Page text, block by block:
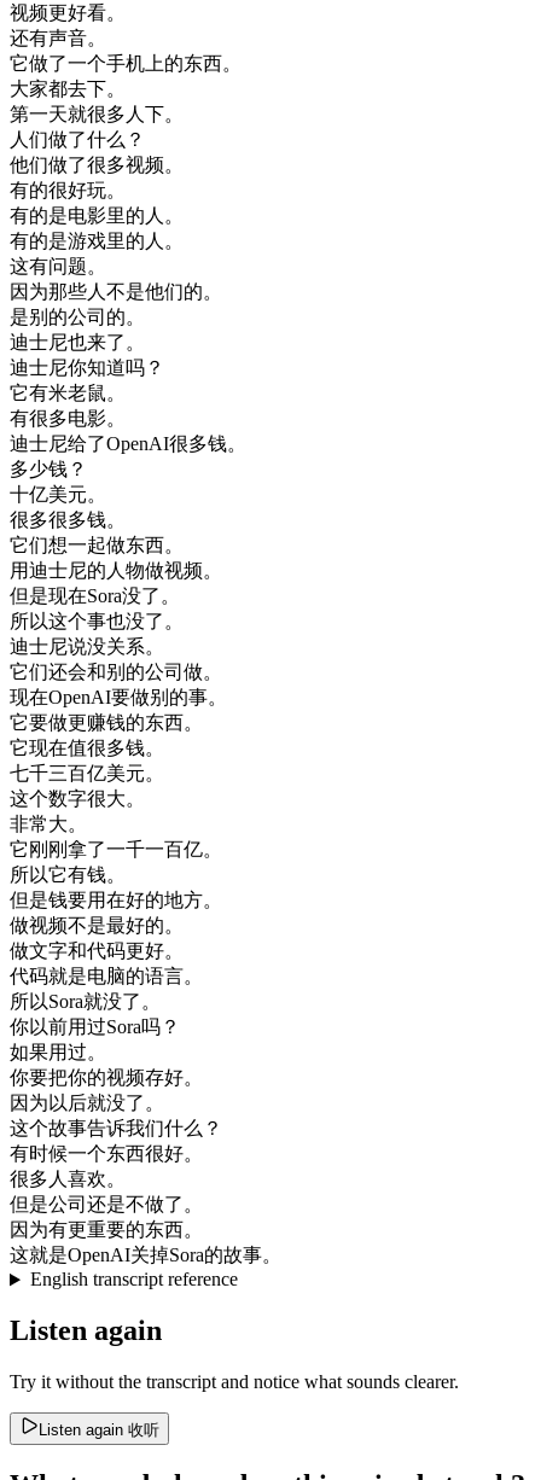
视频更好看。
还有声音。
它做了一个手机上的东西。
大家都去下。
第一天就很多人下。
人们做了什么 ？
他们做了很多视频。
有的很好玩。
有的是电影里的人。
有的是游戏里的人。
这有问题。
因为那些人不是他们的。
是别的公司 的。
迪士尼也来了。
迪士尼你知道吗 ？
它有米老鼠。
有很多电影。
迪士尼给了OpenAI很多钱。
多少钱 ？
十亿美元。
很多很多钱。
它们想一起做东西。
用迪士尼的人物做视频。
但是现在Sora没了。
所以这个事也没了。
迪士尼说没关系。
它们还会和别的公司 做。
现在OpenAI要做别的事。
它要做更赚钱的东西。
它现在值很多钱。
七千三百亿美元。
这个数字很大。
非常大。
它 刚刚 拿了一千一百亿。
所以它有钱。
但是钱要用在好的地方。
做视频不是最好的。
做文字和代码更好。
代码就是电脑的语言。
所以Sora就没了。
你以前用过Sora吗 ？
如果用过。
你要把你的视频存好。
因为以后就没了。
这个故事告诉我们什么 ？
有时候一个东西很好。
很多人喜欢。
但是公司 还是不做了。
因为有更重要的东西。
这就是OpenAI关掉Sora的故事。
English transcript reference
Listen again
Try it without the transcript and notice what sounds clearer.
Listen again 收听